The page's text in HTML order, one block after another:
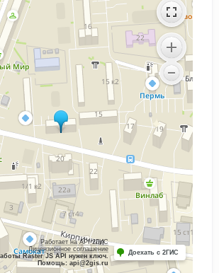
Работает на API 2ГИС
Лицензионное соглашение
Raster JS API нужен ключ.
Помощь: api@2gis.ru
Доехать с 2ГИС